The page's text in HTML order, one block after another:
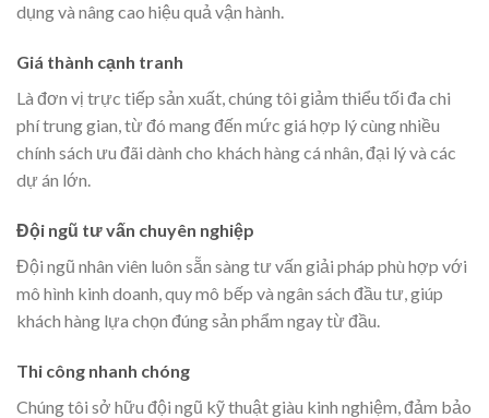
dụng và nâng cao hiệu quả vận hành.
Giá thành cạnh tranh
Là đơn vị trực tiếp sản xuất, chúng tôi giảm thiểu tối đa chi
phí trung gian, từ đó mang đến mức giá hợp lý cùng nhiều
chính sách ưu đãi dành cho khách hàng cá nhân, đại lý và các
dự án lớn.
Đội ngũ tư vấn chuyên nghiệp
Đội ngũ nhân viên luôn sẵn sàng tư vấn giải pháp phù hợp với
mô hình kinh doanh, quy mô bếp và ngân sách đầu tư, giúp
khách hàng lựa chọn đúng sản phẩm ngay từ đầu.
Thi công nhanh chóng
Chúng tôi sở hữu đội ngũ kỹ thuật giàu kinh nghiệm, đảm bảo